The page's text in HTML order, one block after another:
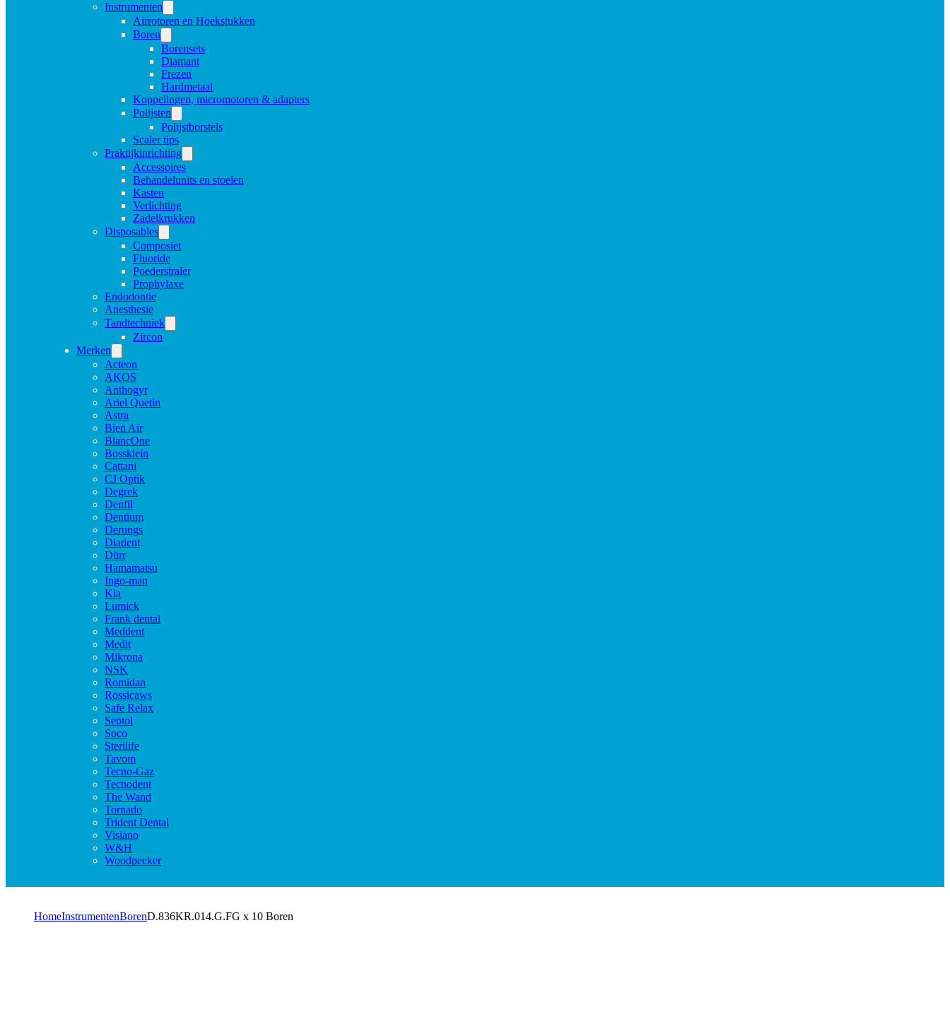
Instrumenten
Airrotoren en Hoekstukken
Boren
Borensets
Diamant
Frezen
Hardmetaal
Koppelingen, micromotoren & adapters
Polijsten
Polijstborstels
Scaler tips
Praktijkinrichting
Accessoires
Behandelunits en stoelen
Kasten
Verlichting
Zadelkrukken
Disposables
Composiet
Fluoride
Poederstraler
Prophylaxe
Endodontie
Anesthesie
Tandtechniek
Zircon
Merken
Acteon
AKOS
Anthogyr
Ariel Quetin
Astra
Bien Air
BlancOne
Bossklein
Cattani
CJ Optik
Degrek
Denfil
Dentium
Derungs
Diadent
Dürr
Hamamatsu
Ingo-man
Kia
Lumick
Frank dental
Meddent
Medit
Mikrona
NSK
Romidan
Rossicaws
Safe Relax
Septol
Soco
Sterilife
Tavom
Tecno-Gaz
Tecnodent
The Wand
Tornado
Trident Dental
Visiano
W&H
Woodpecker
HomeInstrumentenBorenD.836KR.014.G.FG x 10 Boren